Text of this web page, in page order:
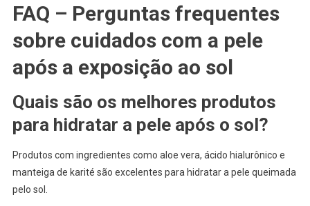
FAQ – Perguntas frequentes
sobre cuidados com a pele
após a exposição ao sol
Quais são os melhores produtos
para hidratar a pele após o sol?
Produtos com ingredientes como aloe vera, ácido hialurônico e
manteiga de karité são excelentes para hidratar a pele queimada
pelo sol.